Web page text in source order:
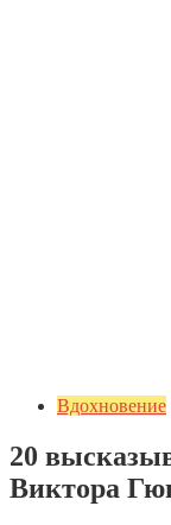
Вдохновение
20
Виктора